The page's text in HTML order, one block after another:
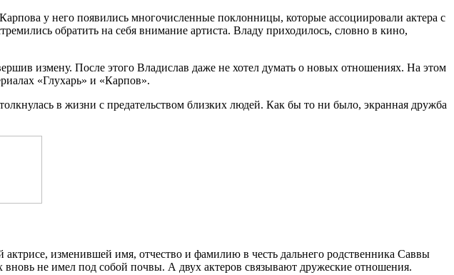
у него появились многочисленные поклонницы, которые ассоциировали актера с
обратить на себя внимание артиста. Владу приходилось, словно в кино,
измену. После этого Владислав даже не хотел думать о новых отношениях. На этом
«Глухарь» и «Карпов».
в жизни с предательством близких людей. Как бы то ни было, экранная дружба
изменившей имя, отчество и фамилию в честь дальнего родственника Саввы
не имел под собой почвы. А двух актеров связывают дружеские отношения.